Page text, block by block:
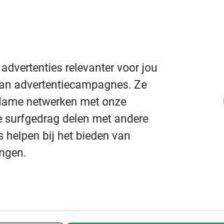
relevanter voor jou
advertentiecampagnes. Ze
netwerken met onze
delen met andere
helpen bij het bieden van